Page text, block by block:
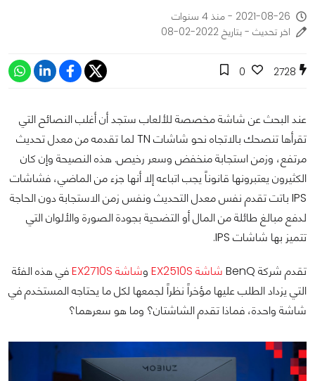
2021-08-26 - منذ 4 سنوات
اخر تحديث - بتاريخ 2022-02-08
2728
0
عند البحث عن شاشة مخصصة للألعاب ستجد أن أغلب النصائح التي
تقرأها تنصحك بالاتجاه نحو شاشات TN لما تقدمه من معدل تحديث
مرتفع، وزمن استجابة منخفض وسعر رخيص. هذه النصيحة وإن كان
الكثيرون يعتبرونها قانوناً يجب اتباعه إلا أنها جزء من الماضي، فشاشات
IPS باتت تقدم نفس معدل التحديث ونفس زمن الاستجابة دون الحاجة
لدفع مبالغ طائلة من المال أو التضحية بجودة الصورة والألوان التي
تتميز بها شاشات IPS.
تقدم شركة BenQ شاشة EX2510S وشاشة EX2710S
في هذه الفئة
التي يزداد الطلب عليها مؤخراً نظراً لجمعها لكل ما يحتاجه المستخدم في
شاشة واحدة، فماذا تقدم الشاشتان؟ وما هو سعرهما؟